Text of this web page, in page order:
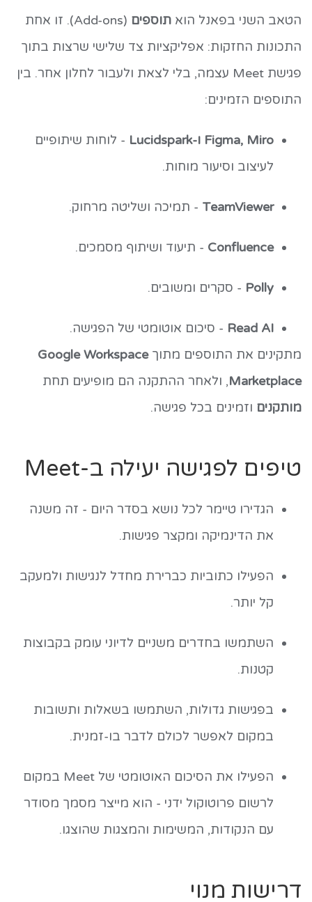
הטאב השני בפאנל הוא תוספים
(Add-ons). זו אחת
התכונות החזקות: אפליקציות צד שלישי שרצות בתוך
פגישת Meet עצמה, בלי לצאת ולעבור לחלון אחר. בין
התוספים הזמינים:
Figma, Miro ו-Lucidspark
- לוחות שיתופיים
לעיצוב וסיעור מוחות.
TeamViewer - תמיכה ושליטה מרחוק.
Confluence - תיעוד ושיתוף מסמכים.
Polly - סקרים ומשובים.
Read AI - סיכום אוטומטי של הפגישה.
מתקינים את התוספים מתוךGoogle Workspace
Marketplace, ולאחר ההתקנה הם מופיעים תחת
מותקנים וזמינים בכל פגישה.
טיפים לפגישה יעילה ב-Meet
הגדירו טיימר לכל נושא בסדר היום - זה משנה
את הדינמיקה ומקצר פגישות.
הפעילו כתוביות כברירת מחדל לנגישות ולמעקב
קל יותר.
השתמשו בחדרים משניים לדיוני עומק בקבוצות
קטנות.
בפגישות גדולות, השתמשו בשאלות ותשובות
במקום לאפשר לכולם לדבר בו-זמנית.
הפעילו את הסיכום האוטומטי של Meet במקום
לרשום פרוטוקול ידני - הוא מייצר מסמך מסודר
עם הנקודות, המשימות והמצגות שהוצגו.
דרישות מנוי